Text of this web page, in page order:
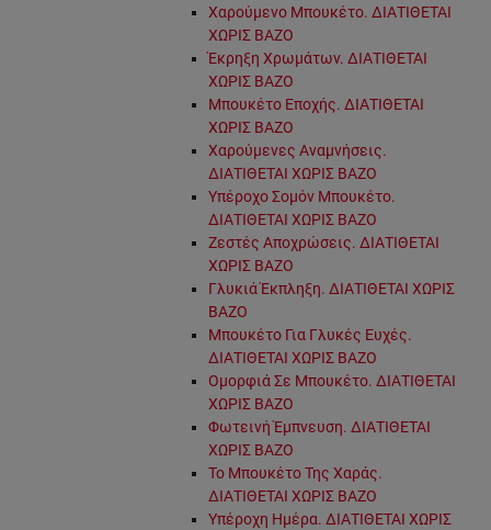
Χαρούμενο Μπουκέτο. ΔΙΑΤΙΘΕΤΑΙ
ΧΩΡΙΣ ΒΑΖΟ
Έκρηξη Χρωμάτων. ΔΙΑΤΙΘΕΤΑΙ
ΧΩΡΙΣ ΒΑΖΟ
Μπουκέτο Εποχής. ΔΙΑΤΙΘΕΤΑΙ
ΧΩΡΙΣ ΒΑΖΟ
Χαρούμενες Αναμνήσεις.
ΔΙΑΤΙΘΕΤΑΙ ΧΩΡΙΣ ΒΑΖΟ
Υπέροχο Σομόν Μπουκέτο.
ΔΙΑΤΙΘΕΤΑΙ ΧΩΡΙΣ ΒΑΖΟ
Ζεστές Αποχρώσεις. ΔΙΑΤΙΘΕΤΑΙ
ΧΩΡΙΣ ΒΑΖΟ
Γλυκιά Έκπληξη. ΔΙΑΤΙΘΕΤΑΙ ΧΩΡΙΣ
ΒΑΖΟ
Μπουκέτο Για Γλυκές Ευχές.
ΔΙΑΤΙΘΕΤΑΙ ΧΩΡΙΣ ΒΑΖΟ
Ομορφιά Σε Μπουκέτο. ΔΙΑΤΙΘΕΤΑΙ
ΧΩΡΙΣ ΒΑΖΟ
Φωτεινή Έμπνευση. ΔΙΑΤΙΘΕΤΑΙ
ΧΩΡΙΣ ΒΑΖΟ
Το Μπουκέτο Της Χαράς.
ΔΙΑΤΙΘΕΤΑΙ ΧΩΡΙΣ ΒΑΖΟ
Υπέροχη Ημέρα. ΔΙΑΤΙΘΕΤΑΙ ΧΩΡΙΣ